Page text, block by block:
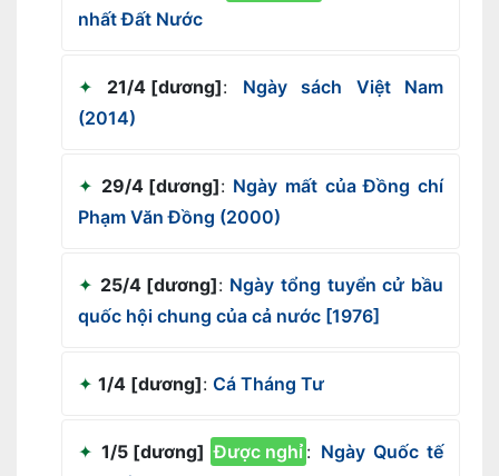
nhất Đất Nước
21/4 [dương]:
Ngày sách Việt Nam
(2014)
29/4 [dương]: Ngày mất của Đồng chí
Phạm Văn Đồng (2000)
25/4 [dương]: Ngày tổng tuyển cử bầu
quốc hội chung của cả nước [1976]
1/4 [dương]: Cá Tháng Tư
1/5 [dương] Được nghỉ : Ngày Quốc tế